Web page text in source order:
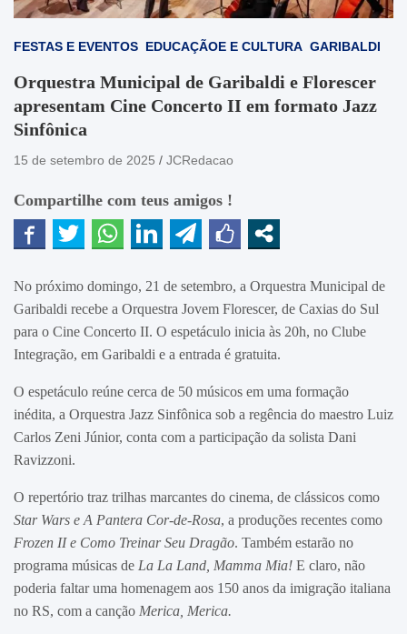
FESTAS E EVENTOS EDUCAÇÃOE E CULTURA GARIBALDI
Orquestra Municipal de Garibaldi e Florescer
apresentam Cine Concerto II em formato Jazz
Sinfônica
15 de setembro de 2025 JCRedacao
Compartilhe com teus amigos !
No próximo domingo, 21 de setembro, a Orquestra Municipal de
Garibaldi recebe a Orquestra Jovem Florescer, de Caxias do Sul
para o Cine Concerto II. O espetáculo inicia às 20h, no Clube
Integração, em Garibaldi e a entrada é gratuita.
O espetáculo reúne cerca de 50 músicos em uma formação
inédita, a Orquestra Jazz Sinfônica sob a regência do maestro Luiz
Carlos Zeni Júnior, conta com a participação da solista Dani
Ravizzoni.
O repertório traz trilhas marcantes do cinema, de clássicos como
Star Wars e A Pantera Cor-de-Rosa, a produções recentes como
Frozen IIe Como Treinar Seu Dragão. Também estarão no
programa músicas de La La Land Mamma Mia! E claro, não
poderia faltar uma homenagem aos 150 anos da imigração italiana
no RS, com a canção Merica, Merica.